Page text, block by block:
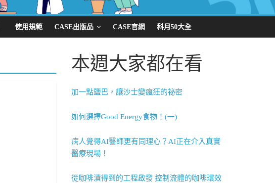
使用規範 CASE出版品 CASE官網 科月50大全
本週大家都在看
加一點鹽巴，讓沙士變瘋狂的祕密
如何選擇Good Energy食物！(一)
病人覺得AI醫師更有同理心？AI正在介入真實
醫療現場！
從咖啡漬得到的工程啟發 控制流體的咖啡環效